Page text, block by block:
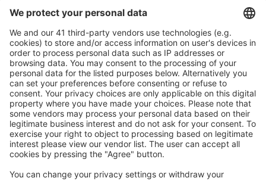
Bezproblémová rezervace s možností bezplatného
zrušení.
S námi ušetříte
Atraktivní ceny a speciální nabídky pro přihlášené
uživatele.
Ubytování dle vašeho gusta
Vyberte si z více než 1.3 milionu zařízení: hotelů,
apartmánů, chat a dalších.